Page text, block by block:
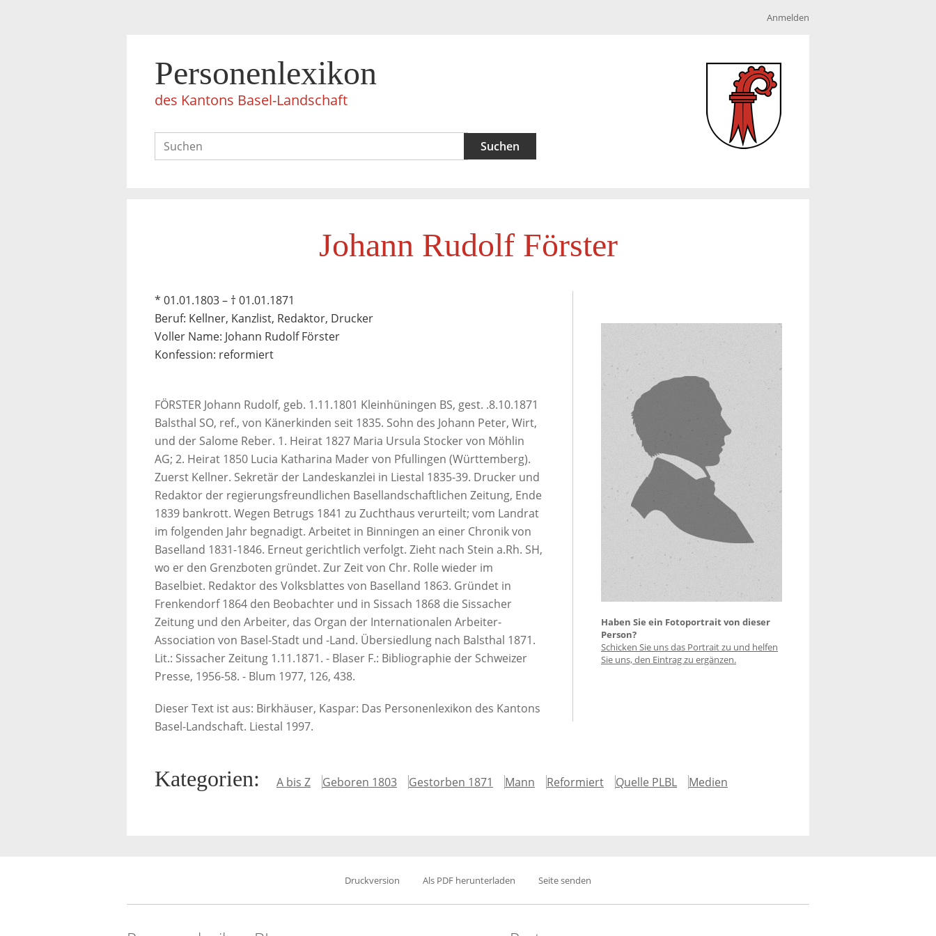
Anmelden
Personenlexikon
des Kantons Basel-Landschaft
Johann Rudolf Förster
* 01.01.1803 – † 01.01.1871
Beruf: Kellner, Kanzlist, Redaktor, Drucker
Voller Name: Johann Rudolf Förster
Konfession: reformiert
Haben Sie ein Fotoportrait von dieser
Person?
Schicken Sie uns das Portrait zu und helfen
Sie uns, den Eintrag zu ergänzen.
FÖRSTER Johann Rudolf, geb. 1.11.1801 Kleinhüningen BS, gest. .8.10.1871
Balsthal SO, ref., von Känerkinden seit 1835. Sohn des Johann Peter, Wirt,
und der Salome Reber. 1. Heirat 1827 Maria Ursula Stocker von Möhlin
AG; 2. Heirat 1850 Lucia Katharina Mader von Pfullingen (Württemberg).
Zuerst Kellner. Sekretär der Landeskanzlei in Liestal 1835-39. Drucker und
Redaktor der regierungsfreundlichen Basellandschaftlichen Zeitung, Ende
1839 bankrott. Wegen Betrugs 1841 zu Zuchthaus verurteilt; vom Landrat
im folgenden Jahr begnadigt. Arbeitet in Binningen an einer Chronik von
Baselland 1831-1846. Erneut gerichtlich verfolgt. Zieht nach Stein a.Rh. SH,
wo er den Grenzboten gründet. Zur Zeit von Chr. Rolle wieder im
Baselbiet. Redaktor des Volksblattes von Baselland 1863. Gründet in
Frenkendorf 1864 den Beobachter und in Sissach 1868 die Sissacher
Zeitung und den Arbeiter, das Organ der Internationalen Arbeiter-
Association von Basel-Stadt und -Land. Übersiedlung nach Balsthal 1871.
Lit.: Sissacher Zeitung 1.11.1871. - Blaser F.: Bibliographie der Schweizer
Presse, 1956-58. - Blum 1977, 126, 438.
Dieser Text ist aus: Birkhäuser, Kaspar: Das Personenlexikon des Kantons
Basel-Landschaft. Liestal 1997.
Kategorien: A bis Z Geboren 1803 Gestorben 1871 Mann Reformiert Quelle PLBL Medien
Druckversion Als PDF herunterladen Seite senden